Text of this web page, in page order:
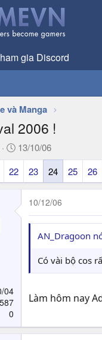
gia Discord
và Manga
2006 !
N
g
à
y
ử
13/10/06
22 23 24 25 26
04
587
0
10/12/06
AN_Dragoon
Có vài bộ cos
Làm hôm nay